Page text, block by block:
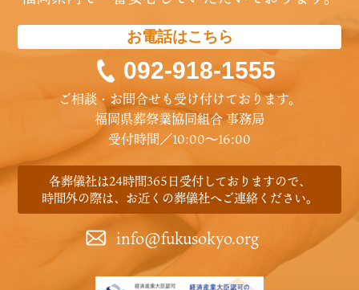
お電話はこちら
092-918-1555
ご相談・お問合せも受け付けております。
福岡県葬祭業協同組合 事務局
受付時間／10:00〜16:00
各葬儀社は24時間365日受付しておりますので、
時間外の際は、お近くの葬儀社へご連絡ください。
info@fukusokyo.org